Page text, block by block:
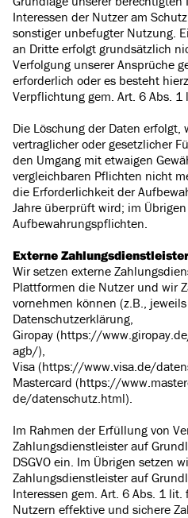
Interessen der Nutzer am
sonstiger unbefugter Nutzung.
an Dritte erfolgt grundsätzlich
Verfolgung unserer Ansprüche
erforderlich oder es besteht
Verpflichtung gem. Art. 6 Abs. 1
Die Löschung der Daten
vertraglicher oder gesetzlicher
den Umgang mit etwaigen
vergleichbaren Pflichten nicht
die Erforderlichkeit der
Jahre überprüft wird; im
Aufbewahrungspflichten.
Externe Zahlungsdienstleister
Wir setzen externe
Plattformen die Nutzer und wir
vornehmen können (z.B.,
Datenschutzerklärung,
Giropay (https://
agb/),
Visa (https://www.visa.de/
Mastercard (https://
de/datenschutz.html).
Im Rahmen der Erfüllung von
Zahlungsdienstleister auf
DSGVO ein. Im Übrigen setzen
Zahlungsdienstleister auf
Interessen gem. Art. 6 Abs. 1 lit.
Nutzern effektive und sichere